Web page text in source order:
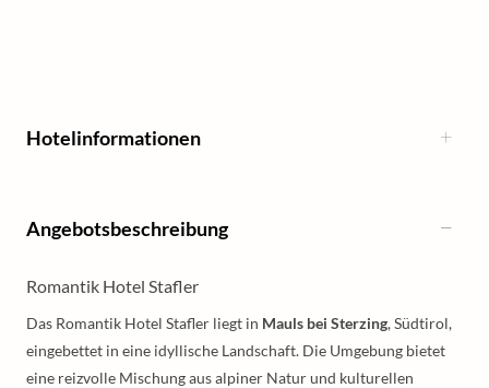
Hotelinformationen
Angebotsbeschreibung
Romantik Hotel Stafler
Das Romantik Hotel Stafler liegt in Mauls bei Sterzing, Südtirol,
eingebettet in eine idyllische Landschaft. Die Umgebung bietet
eine reizvolle Mischung aus alpiner Natur und kulturellen